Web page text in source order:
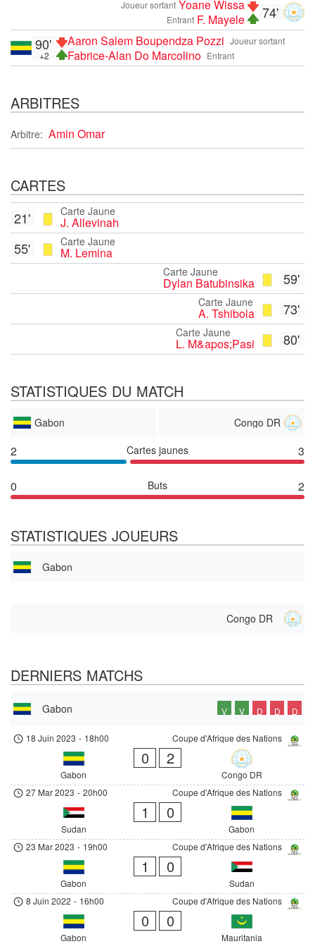
74'
Joueur sortant Yoane Wissa
Entrant F. Mayele
Joueur sortant
Aaron Salem Boupendza Pozzi
Entrant
Fabrice-Alan Do Marcolino
90'
+2
ARBITRES
Arbitre: Amin Omar
CARTES
Carte Jaune
J. Allevinah
21'
Carte Jaune
M. Lemina
55'
59'
Carte Jaune
Dylan Batubinsika
73'
Carte Jaune
A. Tshibola
80'
Carte Jaune
L. M&apos;Pasi
STATISTIQUES DU MATCH
Gabon Congo DR
2 Cartes jaunes 3
0 Buts 2
STATISTIQUES JOUEURS
Gabon
Congo DR
DERNIERS MATCHS
Gabon V V D D D
Coupe d'Afrique des Nations
18 Juin 2023 - 18h00
Gabon
0 2
Congo DR
Coupe d'Afrique des Nations
27 Mar 2023 - 20h00
Sudan
1 0
Gabon
Coupe d'Afrique des Nations
23 Mar 2023 - 19h00
Gabon
1 0
Sudan
Coupe d'Afrique des Nations
8 Juin 2022 - 16h00
Gabon
0 0
Mauritania